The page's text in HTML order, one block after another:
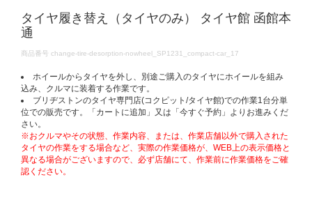
タイヤ履き替え（タイヤのみ） タイヤ館 函館本
通
DETAILS
商品番号 change-tire-desorption-nowheel_SP1231_compact-car_17
ホイールからタイヤを外し、別途ご購入のタイヤにホイールを組み
込み、クルマに装着する作業です。
ブリヂストンのタイヤ専門店(コクピット/タイヤ館)での作業1台分単
位での販売です。「カートに追加」又は「今すぐ予約」よりお進みくだ
さい。
※おクルマやその状態、作業内容、または、作業店舗以外で購入された
タイヤの作業をする場合など、実際の作業価格が、WEB上の表示価格と
異なる場合がございますので、必ず店舗にて、作業前に作業価格をご確
認ください。